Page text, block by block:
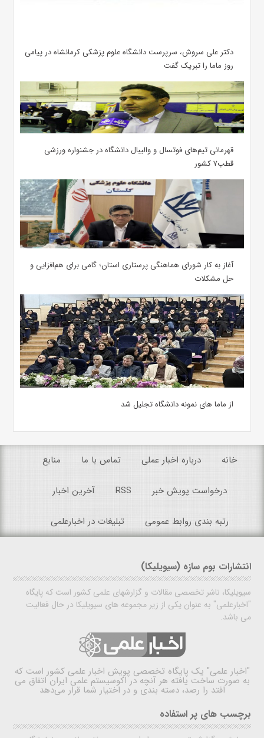
دکتر علی سروش، سرپرست دانشگاه علوم پزشکی کرمانشاه در پیامی
روز ماما را تبریک گفت
قهرمانی تیم‌های فوتسال و والیبال دانشگاه در جشنواره ورزشی
قطب۷ کشور
آغاز به کار شورای هماهنگی پرستاری استان؛ گامی برای هم‌افزایی و
حل مشکلات
از ماما های نمونه دانشگاه تجلیل شد
خانه درباره اخبار عملی تماس با ما منابع
درخواست پویش خبر RSS آخرین اخبار
رتبه بندی روابط عمومی تبلیغات در اخبارعلمی
انتشارات بوم سازه (سیویلیکا)
سیویلیکا، ناشر تخصصی مقالات و گزارشهای علمی کشور است که پایگاه
"اخبارعلمی" به عنوان یکی از زیر مجموعه های سیویلیکا در حال فعالیت
می باشد.
"اخبار علمی" یک پایگاه تخصصی پویش اخبار علمی کشور است که
به صورت ساخت یافته هر آنچه در اکوسیستم علمی ایران اتفاق می
افتد را رصد، دسته بندی و در اختیار شما قرار می‌دهد
برچسب های پر استفاده